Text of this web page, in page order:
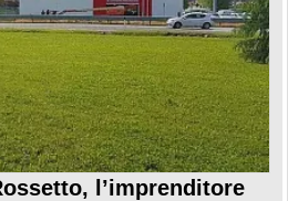
l’imprenditore